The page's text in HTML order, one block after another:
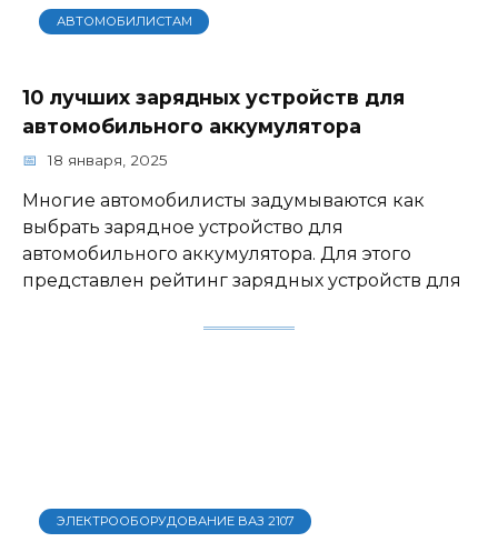
АВТОМОБИЛИСТАМ
10 лучших зарядных устройств для
автомобильного аккумулятора
18 января, 2025
Многие автомобилисты задумываются как
выбрать зарядное устройство для
автомобильного аккумулятора. Для этого
представлен рейтинг зарядных устройств для
ЭЛЕКТРООБОРУДОВАНИЕ ВАЗ 2107